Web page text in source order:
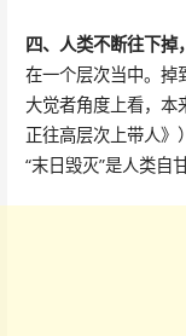
四、人类不断往下掉
在一个层次当中。掉
大觉者角度上看，本
正往高层次上带人》
“末日毁灭”是人类自